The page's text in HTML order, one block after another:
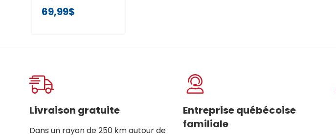
69,99$
Livraison gratuite
Dans un rayon de 250 km autour de
Entreprise québécoise
familiale